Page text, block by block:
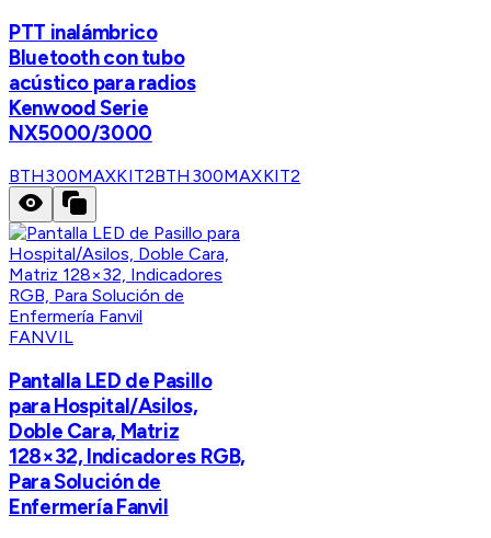
PTT inalámbrico
Bluetooth con tubo
acústico para radios
Kenwood Serie
NX5000/3000
BTH300MAXKIT2BTH300MAXKIT2
FANVIL
Pantalla LED de Pasillo
para Hospital/Asilos,
Doble Cara, Matriz
128×32, Indicadores RGB,
Para Solución de
Enfermería Fanvil